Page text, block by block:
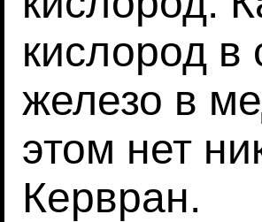
кислород в
железо в
этом нет
Кервран.